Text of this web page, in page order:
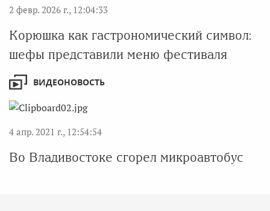
2 февр. 2026 г., 12:04:33
Корюшка как гастрономический символ:
шефы представили меню фестиваля
ВИДЕОНОВОСТЬ
4 апр. 2021 г., 12:54:54
Во Владивостоке сгорел микроавтобус